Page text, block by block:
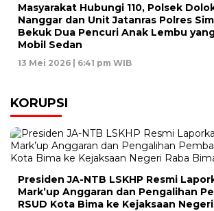
Masyarakat Hubungi 110, Polsek
Nanggar dan Unit Jatanras Polres
Bekuk Dua Pencuri Anak Lembu
Mobil Sedan
13 Mei 2026 | 6:41 pm WIB
KORUPSI
Presiden JA-NTB LSKHP Resmi
Mark’up Anggaran dan Pengalihan
RSUD Kota Bima ke Kejaksaan